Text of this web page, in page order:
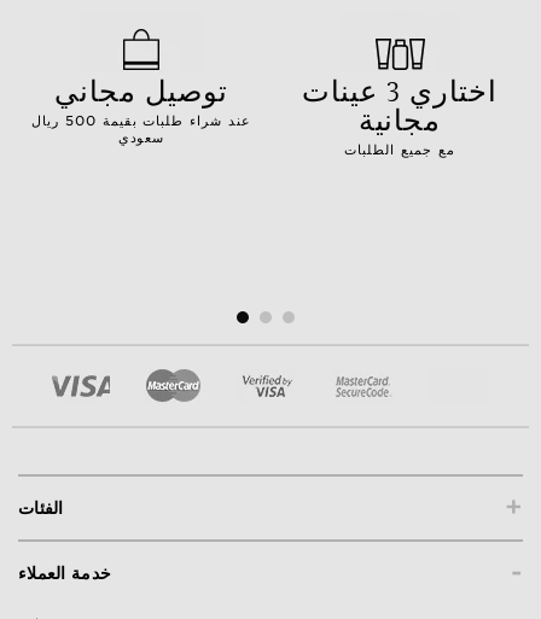
توصيل مجاني
عند شراء طلبات بقيمة 500 ريال
سعودي
اختاري 3 عينات
مجانية
مع جميع الطلبات
+ الفئات
- خدمة العملاء